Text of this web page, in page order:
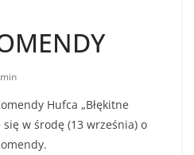
Hufca „Błękitne
w środę (13 września) o